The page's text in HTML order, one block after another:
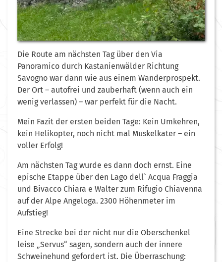
Die Route am nächsten Tag über den Via
Panoramico durch Kastanienwälder Richtung
Savogno war dann wie aus einem Wanderprospekt.
Der Ort – autofrei und zauberhaft (wenn auch ein
wenig verlassen) – war perfekt für die Nacht.
Mein Fazit der ersten beiden Tage: Kein Umkehren,
kein Helikopter, noch nicht mal Muskelkater – ein
voller Erfolg!
Am nächsten Tag wurde es dann doch ernst. Eine
epische Etappe über den Lago dell` Acqua Fraggia
und Bivacco Chiara e Walter zum Rifugio Chiavenna
auf der Alpe Angeloga. 2300 Höhenmeter im
Aufstieg!
Eine Strecke bei der nicht nur die Oberschenkel
leise „Servus“ sagen, sondern auch der innere
Schweinehund gefordert ist. Die Überraschung: